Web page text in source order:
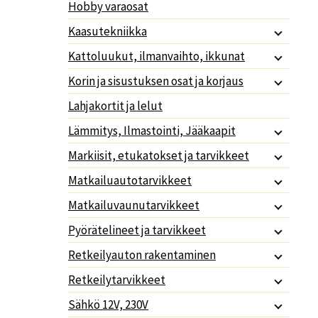
Hobby varaosat
Kaasutekniikka
Kattoluukut, ilmanvaihto, ikkunat
Korin ja sisustuksen osat ja korjaus
Lahjakortit ja lelut
Lämmitys, Ilmastointi, Jääkaapit
Markiisit, etukatokset ja tarvikkeet
Matkailuautotarvikkeet
Matkailuvaunutarvikkeet
Pyörätelineet ja tarvikkeet
Retkeilyauton rakentaminen
Retkeilytarvikkeet
Sähkö 12V, 230V